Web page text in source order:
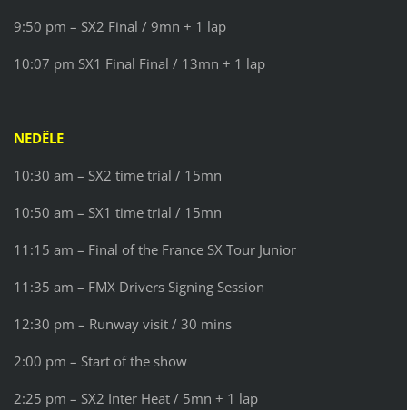
9:50 pm – SX2 Final / 9mn + 1 lap
10:07 pm SX1 Final Final / 13mn + 1 lap
NEDĚLE
10:30 am – SX2 time trial / 15mn
10:50 am – SX1 time trial / 15mn
11:15 am – Final of the France SX Tour Junior
11:35 am – FMX Drivers Signing Session
12:30 pm – Runway visit / 30 mins
2:00 pm – Start of the show
2:25 pm – SX2 Inter Heat / 5mn + 1 lap